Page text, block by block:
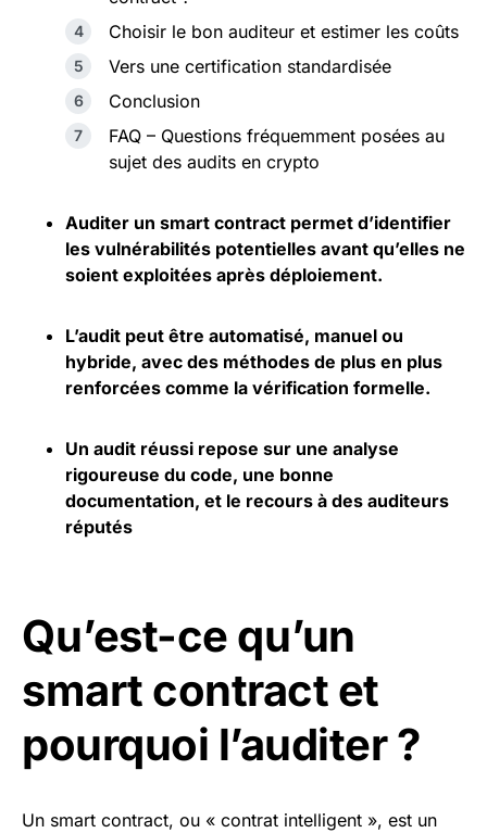
Choisir le bon auditeur et estimer les coûts
Vers une certification standardisée
Conclusion
FAQ – Questions fréquemment posées au
sujet des audits en crypto
Auditer un smart contract permet d’identifier
les vulnérabilités potentielles avant qu’elles ne
soient exploitées après déploiement.
L’audit peut être automatisé, manuel ou
hybride, avec des méthodes de plus en plus
renforcées comme la vérification formelle.
Un audit réussi repose sur une analyse
rigoureuse du code, une bonne
documentation, et le recours à des auditeurs
réputés
Qu’est-ce qu’un
smart contract et
pourquoi l’auditer ?
Un smart contract, ou « contrat intelligent », est un